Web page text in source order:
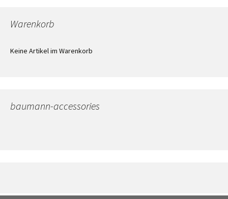
Warenkorb
Keine Artikel im Warenkorb
baumann-accessories